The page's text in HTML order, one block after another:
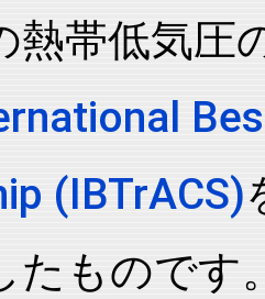
27 NA GM
27 NA GM
27 NA GM
27 NA GM
熱帯低気圧
(IBTrACS)
たものです